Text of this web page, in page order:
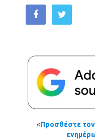
«Προσθέστε